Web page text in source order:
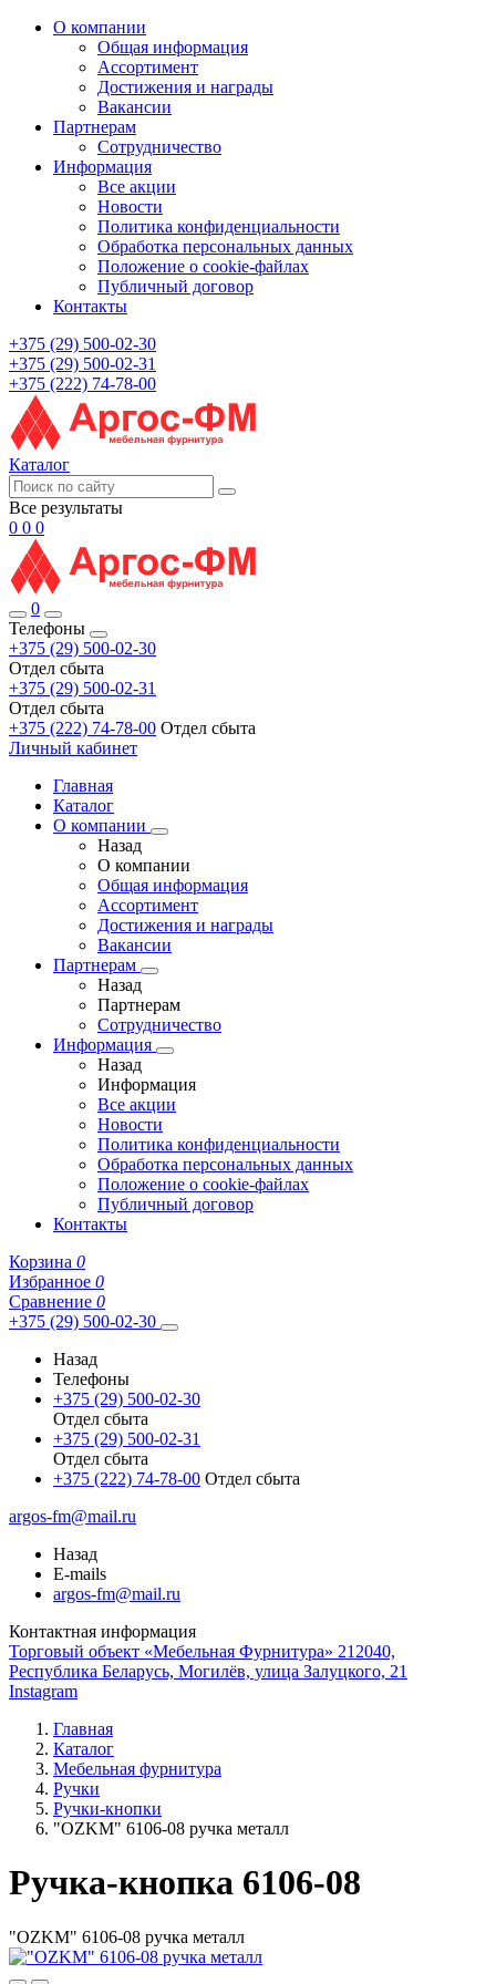
О компании
Общая информация
Ассортимент
Достижения и награды
Вакансии
Партнерам
Сотрудничество
Информация
Все акции
Новости
Политика конфиденциальности
Обработка персональных данных
Положение о cookie-файлах
Публичный договор
Контакты
+375 (29) 500-02-30
+375 (29) 500-02-31
+375 (222) 74-78-00
Каталог
Все результаты
0 0 0
0
Телефоны
+375 (29) 500-02-30
Отдел сбыта
+375 (29) 500-02-31
Отдел сбыта
+375 (222) 74-78-00 Отдел сбыта
Личный кабинет
Главная
Каталог
О компании
Назад
О компании
Общая информация
Ассортимент
Достижения и награды
Вакансии
Партнерам
Назад
Партнерам
Сотрудничество
Информация
Назад
Информация
Все акции
Новости
Политика конфиденциальности
Обработка персональных данных
Положение о cookie-файлах
Публичный договор
Контакты
Корзина 0
Избранное 0
Сравнение 0
+375 (29) 500-02-30
Назад
Телефоны
+375 (29) 500-02-30
Отдел сбыта
+375 (29) 500-02-31
Отдел сбыта
+375 (222) 74-78-00 Отдел сбыта
argos-fm@mail.ru
Назад
E-mails
argos-fm@mail.ru
Контактная информация
Торговый объект «Мебельная Фурнитура» 212040,
Республика Беларусь, Могилёв, улица Залуцкого, 21
Instagram
Главная
Каталог
Мебельная фурнитура
Ручки
Ручки-кнопки
"OZKM" 6106-08 ручка металл
Ручка-кнопка 6106-08
"OZKM" 6106-08 ручка металл